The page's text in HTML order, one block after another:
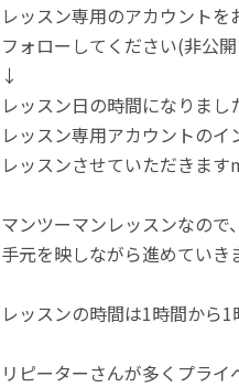
レッスン専用のアカウントを
フォローしてください(非公
↓
レッスン日の時間になりまし
レッスン専用アカウントのイ
レッスンさせていただきま
マンツーマンレッスンなので
手元を映しながら進めてい
レッスンの時間は1時間から
リピーターさんが多くプラ